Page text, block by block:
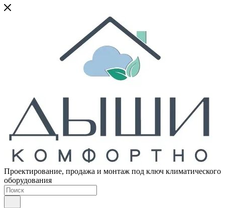
Проектирование, продажа и монтаж под ключ климатического
оборудования